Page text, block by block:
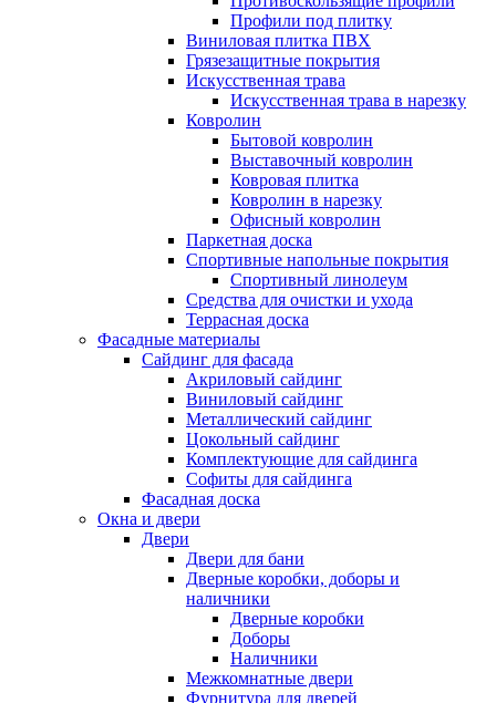
Профили под плитку
Виниловая плитка ПВХ
Грязезащитные покрытия
Искусственная трава
Искусственная трава в нарезку
Ковролин
Бытовой ковролин
Выставочный ковролин
Ковровая плитка
Ковролин в нарезку
Офисный ковролин
Паркетная доска
Спортивные напольные покрытия
Спортивный линолеум
Средства для очистки и ухода
Террасная доска
Фасадные материалы
Сайдинг для фасада
Акриловый сайдинг
Виниловый сайдинг
Металлический сайдинг
Цокольный сайдинг
Комплектующие для сайдинга
Софиты для сайдинга
Фасадная доска
Окна и двери
Двери
Двери для бани
Дверные коробки, доборы и
наличники
Дверные коробки
Доборы
Наличники
Межкомнатные двери
Фурнитура для дверей